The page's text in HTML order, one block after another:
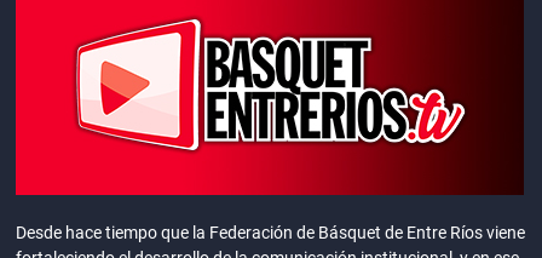
Desde hace tiempo que la Federación de Básquet de Entre Ríos viene